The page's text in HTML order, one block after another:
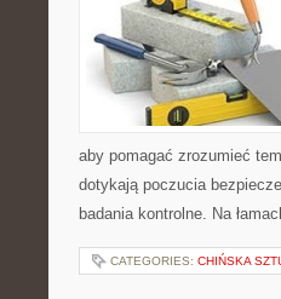
aby pomagać zrozumieć
dotykają poczucia
badania kontrolne. Na
CATEGORIES: CHIŃSKA